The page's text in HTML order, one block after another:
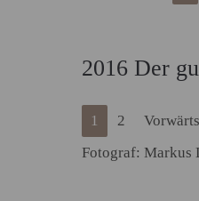
2016 Der
1 2
Vorwärts
Fotograf: Markus